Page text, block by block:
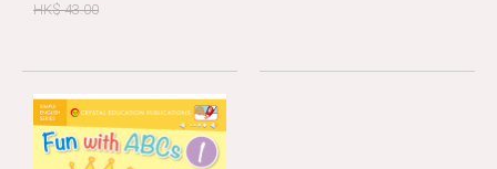
HK$ 43.00